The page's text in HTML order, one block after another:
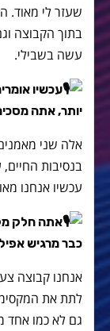
בתוך הקבוצה
עשה בשבילי.
עכשיו
יותר, אתה
אלה שני
בנסיבות
עכשיו אנחנו
אתה חלק
כבר מרגיש
אנחנו קבוצה
לתת את
גם לא כמו אחד